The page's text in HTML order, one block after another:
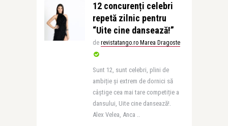
12 concurenți celebri
repetă zilnic pentru
“Uite cine dansează!”
de revistatango.ro Marea Dragoste
Sunt 12, sunt celebri, plini de
ambiție și extrem de dornici să
câștige cea mai tare competiție a
dansului, Uite cine dansează!.
Alex Velea, Anca ..